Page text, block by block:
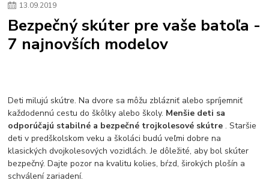
Plyšový macovia
Lego Star Wars
Darčeky na Vianoce 2019
Vianočný darček pre dievča do 20€
Darčeky pre dievčatá
Hry pre deti
L.O.L. Surprise zvieratká
L.O.L. Surprise hračky
L.O.L. Surprise domčeky
L.O.L. Surprise postavičky
L.O.L. Surprise zberateľské figúrky
L.O.L. OMG L.O.L. OMG Bábiky
13.09.2019
Bezpečný skúter pre vaše batoľa -
7 najnovších modelov
Deti milujú skútre. Na dvore sa môžu zblázniť alebo spríjemniť
každodennú cestu do škôlky alebo školy. Menšie deti sa
odporúčajú stabilné a bezpečné trojkolesové skútre. Staršie
deti v predškolskom veku a školáci budú veľmi dobre na
klasických dvojkolesových vozidlách. Je dôležité, aby bol skúter
bezpečný. Dajte pozor na kvalitu kolies, bŕzd, širokých plošín a
schválení zariadení.